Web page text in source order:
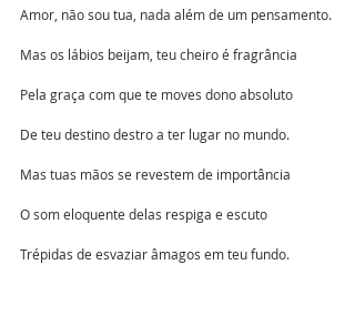
Amor, não sou tua, nada além de um pensamento.
Mas os lábios beijam, teu cheiro é fragrância
Pela graça com que te moves dono absoluto
De teu destino destro a ter lugar no mundo.
Mas tuas mãos se revestem de importância
O som eloquente delas respiga e escuto
Trépidas de esvaziar âmagos em teu fundo.